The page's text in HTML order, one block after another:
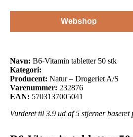
Webshop
Navn: B6-Vitamin tabletter 50 stk
Kategori:
Producent: Natur – Drogeriet A/S
Varenummer: 232876
EAN: 5703137005041
Vurderet til 3.9 ud af 5 stjerner baseret